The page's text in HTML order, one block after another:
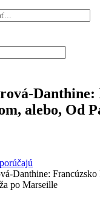
Danthine:
alebo, Od
Danthine: Francúzsko
po Marseille